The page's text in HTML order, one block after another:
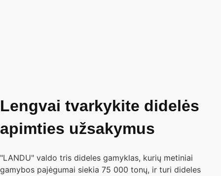
Lengvai tvarkykite didelės
apimties užsakymus
"LANDU" valdo tris dideles gamyklas, kurių metiniai
gamybos pajėgumai siekia 75 000 tonų, ir turi dideles